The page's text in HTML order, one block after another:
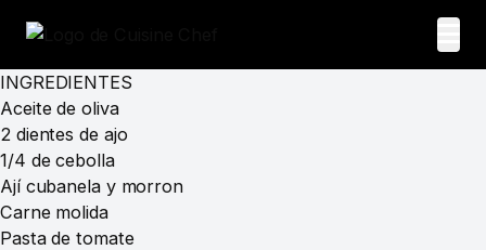
INGREDIENTES
Aceite de oliva
2 dientes de ajo
1/4 de cebolla
Ají cubanela y morron
Carne molida
Pasta de tomate